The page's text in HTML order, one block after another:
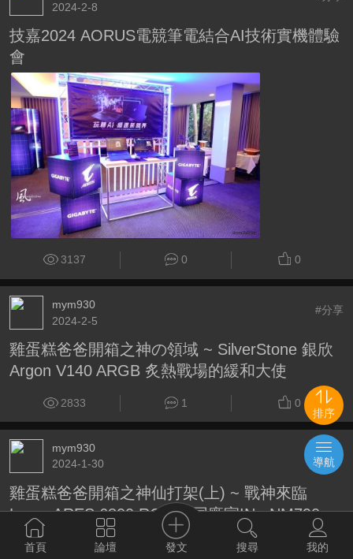
2024-2-8
技嘉2024 AORUS電競筆電結合AI技術實機體驗
會
3137 0 0
mym930
2024-2-5
#分享
雞蛋糕爸爸開箱之神の領域 ~ SilverStone 銀欣
Argon V140 ARGB 炙熱戰場的緩和大使
2833 1 0
mym930
2024-1-30
#分享
雞蛋糕爸爸開箱之神仙打架(上) ~ 戰神來臨
Lexar ARES 6800 RGB & 同廠家IN ~NM790
0
首頁 論壇 發文 搜尋 我的
排序
導航